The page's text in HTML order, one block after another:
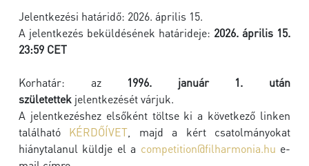
Jelentkezési határidő: 2026. április 15.
A jelentkezés beküldésének határideje: 2026. április 15.
23:59 CET
Korhatár: az 1996. január 1. után
születettek jelentkezését várjuk.
A jelentkezéshez elsőként töltse ki a következő linken
található KÉRDŐÍVET , majd a kért csatolmányokat
hiánytalanul küldje el a competition@filharmonia.hu e-